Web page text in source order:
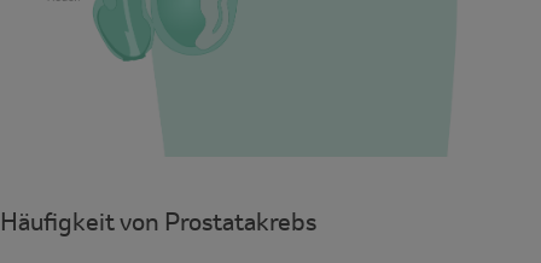
Häufigkeit von Prostatakrebs